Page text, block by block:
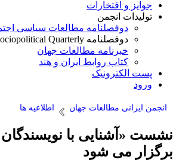
جوایز و افتخارات
تولیدات انجمن
دوفصلنامه مطالعات سیاسی
دوفصلنامه World Sociopolitical Quarterly
خبرنامه مطالعات جهان
کتاب روابط ایران و هند
پست الکترونیک
ورود
انجمن ایرانی مطالعات جهان اطلاعیه ها
«آشنایی با نویسندگان و
می شود